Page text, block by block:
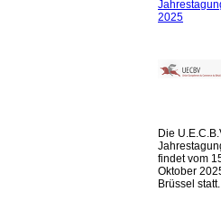
2025
Die
findet vom
Oktober
Brüssel statt.